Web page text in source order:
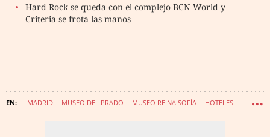
Hard Rock se queda con el complejo BCN World y
Criteria se frota las manos
MADRID MUSEO DEL PRADO MUSEO REINA SOFÍA HOTELES